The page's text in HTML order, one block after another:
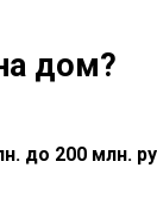
дом?
до 200 млн.